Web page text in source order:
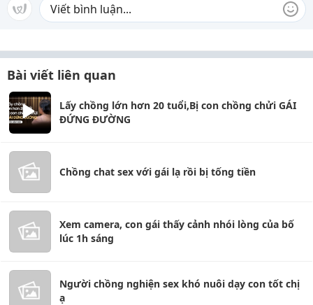
Bài viết liên quan
Lấy chồng lớn hơn 20 tuổi,Bị con chồng chửi GÁI
ĐỨNG ĐƯỜNG
Chồng chat sex với gái lạ rồi bị tống tiền
Xem camera, con gái thấy cảnh nhói lòng của bố
lúc 1h sáng
Người chồng nghiện sex khó nuôi dạy con tốt chị
ạ